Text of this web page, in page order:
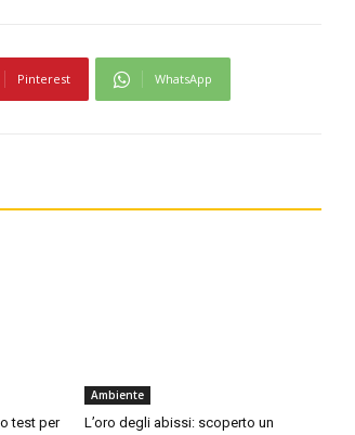
Pinterest WhatsApp
test per
Ambiente
L’oro degli abissi: scoperto un